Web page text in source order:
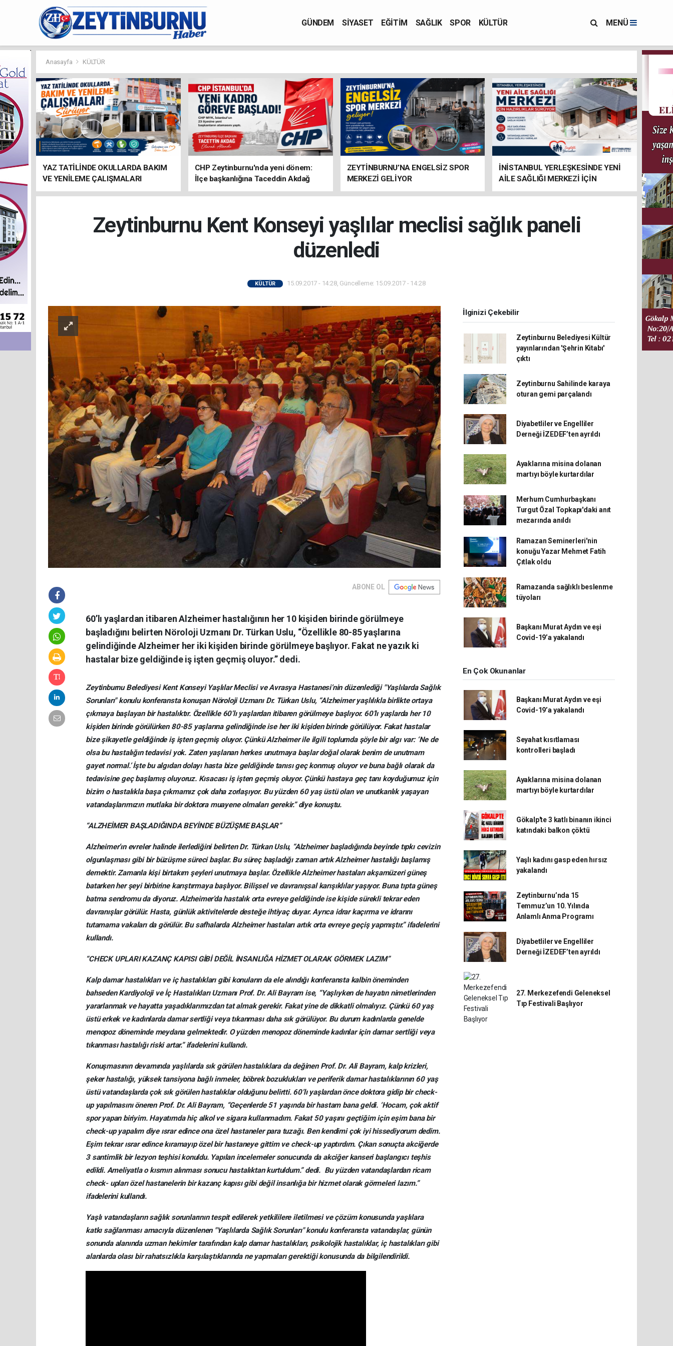
GÜNDEM SİYASET EĞİTİM SAĞLIK SPOR KÜLTÜR MENÜ
Anasayfa KÜLTÜR
YAZ TATİLİNDE OKULLARDA BAKIM
VE YENİLEME ÇALIŞMALARI
SÜRÜYOR
CHP Zeytinburnu'nda yeni dönem:
İlçe başkanlığına Taceddin Akdağ
atandı
ZEYTİNBURNU’NA ENGELSİZ SPOR
MERKEZİ GELİYOR
İNİSTANBUL YERLEŞKESİNDE YENİ
AİLE SAĞLIĞI MERKEZİ İÇİN
HAZIRLIKLAR SÜRÜYOR
Zeytinburnu Kent Konseyi yaşlılar meclisi sağlık paneli
düzenledi
KÜLTÜR 15.09.2017 - 14:28, Güncelleme: 15.09.2017 - 14:28
ABONE OL
60’lı yaşlardan itibaren Alzheimer hastalığının her 10 kişiden birinde görülmeye
başladığını belirten Nöroloji Uzmanı Dr. Türkan Uslu, “Özellikle 80-85 yaşlarına
gelindiğinde Alzheimer her iki kişiden birinde görülmeye başlıyor. Fakat ne yazık ki
hastalar bize geldiğinde iş işten geçmiş oluyor.” dedi.
Zeytinburnu Belediyesi Kent Konseyi Yaşlılar Meclisi ve Avrasya Hastanesi’nin düzenlediği "Yaşlılarda Sağlık
Sorunları" konulu konferansta konuşan Nöroloji Uzmanı Dr. Türkan Uslu, “Alzheimer yaşlılıkla birlikte ortaya
çıkmaya başlayan bir hastalıktır. Özellikle 60’lı yaşlardan itibaren görülmeye başlıyor. 60’lı yaşlarda her 10
kişiden birinde görülürken 80-85 yaşlarına gelindiğinde ise her iki kişiden birinde görülüyor. Fakat hastalar
bize şikayetle geldiğinde iş işten geçmiş oluyor. Çünkü Alzheimer ile ilgili toplumda şöyle bir algı var: ‘Ne de
olsa bu hastalığın tedavisi yok. Zaten yaşlanan herkes unutmaya başlar doğal olarak benim de unutmam
gayet normal.’ İşte bu algıdan dolayı hasta bize geldiğinde tanısı geç konmuş oluyor ve buna bağlı olarak da
tedavisine geç başlamış oluyoruz. Kısacası iş işten geçmiş oluyor. Çünkü hastaya geç tanı koyduğumuz için
bizim o hastalıkla başa çıkmamız çok daha zorlaşıyor. Bu yüzden 60 yaş üstü olan ve unutkanlık yaşayan
vatandaşlarımızın mutlaka bir doktora muayene olmaları gerekir.” diye konuştu.
“ALZHEİMER BAŞLADIĞINDA BEYİNDE BÜZÜŞME BAŞLAR”
Alzheimer’ın evreler halinde ilerlediğini belirten Dr. Türkan Uslu, “Alzheimer başladığında beyinde tıpkı cevizin
olgunlaşması gibi bir büzüşme süreci başlar. Bu süreç başladığı zaman artık Alzheimer hastalığı başlamış
demektir. Zamanla kişi birtakım şeyleri unutmaya başlar. Özellikle Alzheimer hastaları akşamüzeri güneş
batarken her şeyi birbirine karıştırmaya başlıyor. Bilişsel ve davranışsal karışıklılar yaşıyor. Buna tıpta güneş
batma sendromu da diyoruz. Alzheimer’da hastalık orta evreye geldiğinde ise kişide sürekli tekrar eden
davranışlar görülür. Hasta, günlük aktivitelerde desteğe ihtiyaç duyar. Ayrıca idrar kaçırma ve idrarını
tutamama vakaları da görülür. Bu safhalarda Alzheimer hastaları artık orta evreye geçiş yapmıştır.” ifadelerini
kullandı.
“CHECK UPLARI KAZANÇ KAPISI GİBİ DEĞİL İNSANLIĞA HİZMET OLARAK GÖRMEK LAZIM”
Kalp damar hastalıkları ve iç hastalıkları gibi konuların da ele alındığı konferansta kalbin öneminden
bahseden Kardiyoloji ve İç Hastalıkları Uzmanı Prof. Dr. Ali Bayram ise, “Yaşlıyken de hayatın nimetlerinden
yararlanmak ve hayatta yaşadıklarımızdan tat almak gerekir. Fakat yine de dikkatli olmalıyız. Çünkü 60 yaş
üstü erkek ve kadınlarda damar sertliği veya tıkanması daha sık görülüyor. Bu durum kadınlarda genelde
menopoz döneminde meydana gelmektedir. O yüzden menopoz döneminde kadınlar için damar sertliği veya
tıkanması hastalığı riski artar.” ifadelerini kullandı.
Konuşmasının devamında yaşlılarda sık görülen hastalıklara da değinen Prof. Dr. Ali Bayram, kalp krizleri,
şeker hastalığı, yüksek tansiyona bağlı inmeler, böbrek bozuklukları ve periferik damar hastalıklarının 60 yaş
üstü vatandaşlarda çok sık görülen hastalıklar olduğunu belirtti. 60’lı yaşlardan önce doktora gidip bir check-
up yapılmasını öneren Prof. Dr. Ali Bayram, “Geçenlerde 51 yaşında bir hastam bana geldi. ‘Hocam, çok aktif
spor yapan biriyim. Hayatımda hiç alkol ve sigara kullanmadım. Fakat 50 yaşını geçtiğim için eşim bana bir
check-up yapalım diye ısrar edince ona özel hastaneler para tuzağı. Ben kendimi çok iyi hissediyorum dedim.
Eşim tekrar ısrar edince kıramayıp özel bir hastaneye gittim ve check-up yaptırdım. Çıkan sonuçta akciğerde
3 santimlik bir lezyon teşhisi konuldu. Yapılan incelemeler sonucunda da akciğer kanseri başlangıcı teşhis
edildi. Ameliyatla o kısmın alınması sonucu hastalıktan kurtuldum.” dedi. Bu yüzden vatandaşlardan ricam
check- upları özel hastanelerin bir kazanç kapısı gibi değil insanlığa bir hizmet olarak görmeleri lazım.”
ifadelerini kullandı.
Yaşlı vatandaşların sağlık sorunlarının tespit edilerek yetkililere iletilmesi ve çözüm konusunda yaşlılara
katkı sağlanması amacıyla düzenlenen "Yaşlılarda Sağlık Sorunları" konulu konferansta vatandaşlar, günün
sonunda alanında uzman hekimler tarafından kalp damar hastalıkları, psikolojik hastalıklar, iç hastalıkları gibi
alanlarda olası bir rahatsızlıkla karşılaştıklarında ne yapmaları gerektiği konusunda da bilgilendirildi.
İlginizi Çekebilir
Zeytinburnu Belediyesi Kültür
yayınlarından 'Şehrin Kitabı'
çıktı
Zeytinburnu Sahilinde karaya
oturan gemi parçalandı
Diyabetliler ve Engelliler
Derneği İZEDEF’ten ayrıldı
Ayaklarına misina dolanan
martıyı böyle kurtardılar
Merhum Cumhurbaşkanı
Turgut Özal Topkapı'daki anıt
mezarında anıldı
Ramazan Seminerleri'nin
konuğu Yazar Mehmet Fatih
Çıtlak oldu
Ramazanda sağlıklı beslenme
tüyoları
Başkanı Murat Aydın ve eşi
Covid-19’a yakalandı
En Çok Okunanlar
Başkanı Murat Aydın ve eşi
Covid-19’a yakalandı
Seyahat kısıtlaması
kontrolleri başladı
Ayaklarına misina dolanan
martıyı böyle kurtardılar
Gökalp'te 3 katlı binanın ikinci
katındaki balkon çöktü
Yaşlı kadını gasp eden hırsız
yakalandı
Zeytinburnu’nda 15
Temmuz’un 10. Yılında
Anlamlı Anma Programı
Diyabetliler ve Engelliler
Derneği İZEDEF’ten ayrıldı
27. Merkezefendi Geleneksel
Tıp Festivali Başlıyor